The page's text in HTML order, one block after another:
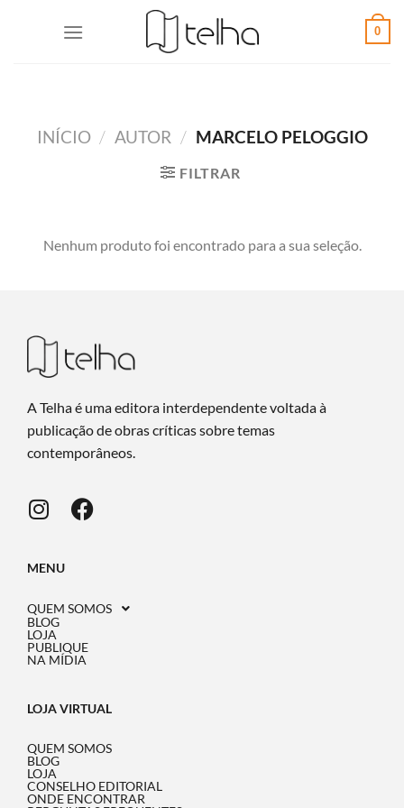
0
INÍCIO / AUTOR / MARCELO PELOGGIO
FILTRAR
Nenhum produto foi encontrado para a sua seleção.
A Telha é uma editora interdependente voltada à
publicação de obras críticas sobre temas
contemporâneos.
MENU
QUEM SOMOS
BLOG
LOJA
PUBLIQUE
NA MÍDIA
LOJA VIRTUAL
QUEM SOMOS
BLOG
LOJA
CONSELHO EDITORIAL
ONDE ENCONTRAR